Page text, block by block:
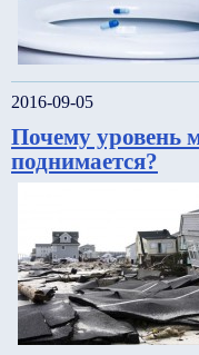
2016-09-05
Почему уровень
поднимается?